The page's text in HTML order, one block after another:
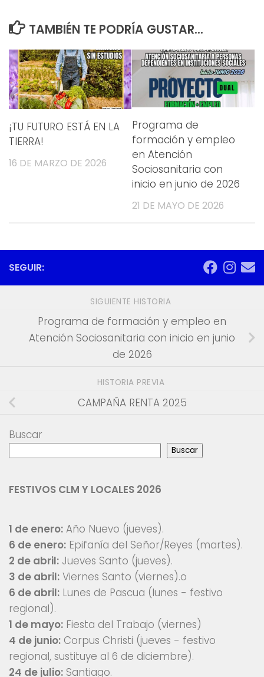
TAMBIÉN TE PODRÍA GUSTAR...
¡TU FUTURO ESTÁ EN LA
TIERRA!
16 DE MARZO DE 2026
Programa de
formación y empleo
en Atención
Sociosanitaria con
inicio en junio de 2026
21 DE MAYO DE 2026
SEGUIR:
SIGUIENTE HISTORIA
Programa de formación y empleo en
Atención Sociosanitaria con inicio en junio
de 2026
HISTORIA PREVIA
CAMPAÑA RENTA 2025
Buscar
Buscar
FESTIVOS CLM Y LOCALES 2026
1 de enero: Año Nuevo (jueves).
6 de enero: Epifanía del Señor/Reyes (martes).
2 de abril: Jueves Santo (jueves).
3 de abril: Viernes Santo (viernes).o
6 de abril: Lunes de Pascua (lunes - festivo
regional).
1 de mayo: Fiesta del Trabajo (viernes)
4 de junio: Corpus Christi (jueves - festivo
regional, sustituye al 6 de diciembre).
24 de julio: Santiago.